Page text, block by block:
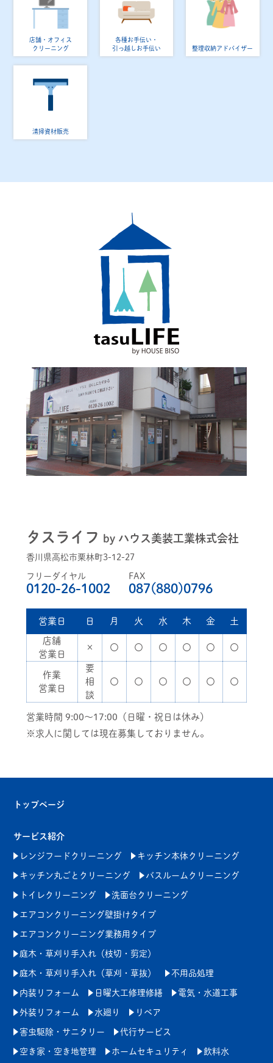
店舗・オフィス
クリーニング
各種お手伝い・
引っ越しお手伝い
整理収納アドバイザー
清掃資材販売
タスライフ by ハウス美装工業株式会社
香川県高松市栗林町3-12-27
フリーダイヤル
0120-26-1002
FAX
087(880)0796
営業日 日 月 火 水 木 金 土
店舗
営業日
× 〇 〇 〇 〇 〇 〇
作業
営業日
要
相
談
〇 〇 〇 〇 〇 〇
営業時間 9:00～17:00（日曜・祝日は休み）
※求人に関しては現在募集しておりません。
トップページ
サービス紹介
レンジフードクリーニング キッチン本体クリーニング
キッチン丸ごとクリーニング バスルームクリーニング
トイレクリーニング 洗面台クリーニング
エアコンクリーニング壁掛けタイプ
エアコンクリーニング業務用タイプ
庭木・草刈り手入れ（枝切・剪定）
庭木・草刈り手入れ（草刈・草抜） 不用品処理
内装リフォーム 日曜大工修理修繕 電気・水道工事
外装リフォーム 水廻り リペア
害虫駆除・サニタリー 代行サービス
空き家・空き地管理 ホームセキュリティ 飲料水